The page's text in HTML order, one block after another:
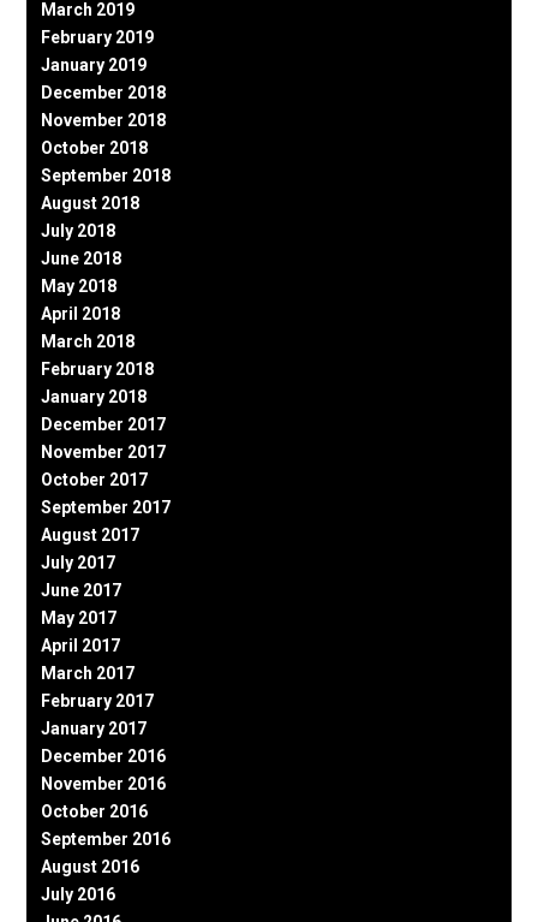
March 2019
February 2019
January 2019
December 2018
November 2018
October 2018
September 2018
August 2018
July 2018
June 2018
May 2018
April 2018
March 2018
February 2018
January 2018
December 2017
November 2017
October 2017
September 2017
August 2017
July 2017
June 2017
May 2017
April 2017
March 2017
February 2017
January 2017
December 2016
November 2016
October 2016
September 2016
August 2016
July 2016